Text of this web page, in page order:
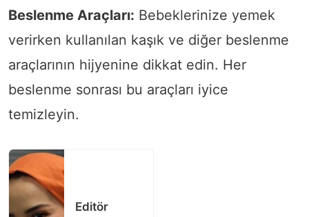
Beslenme Araçları: Bebeklerinize yemek
verirken kullanılan kaşık ve diğer beslenme
araçlarının hijyenine dikkat edin. Her
beslenme sonrası bu araçları iyice
temizleyin.
Editör